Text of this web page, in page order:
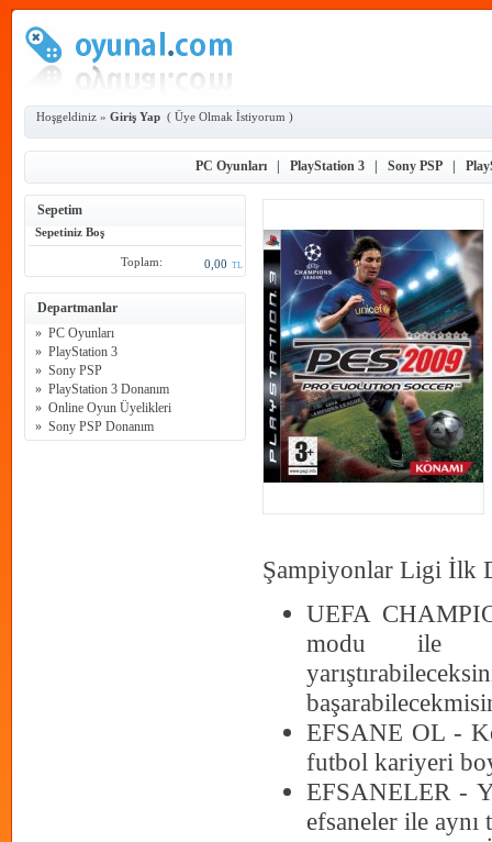
Hoşgeldiniz » Giriş Yap ( Üye Olmak İstiyorum )
PC Oyunları| PlayStation 3| Sony PSP|
Sepetim
Sepetiniz Boş
Toplam: 0,00 TL
Departmanlar
» PC Oyunları
» PlayStation 3
» Sony PSP
» PlayStation 3 Donanım
» Online Oyun Üyelikleri
» Sony PSP Donanım
Şampiyonlar Ligi İlk
UEFA
modu ile
EFSANE OL -
futbol kariyeri
EFSANELER -
efsaneler ile aynı